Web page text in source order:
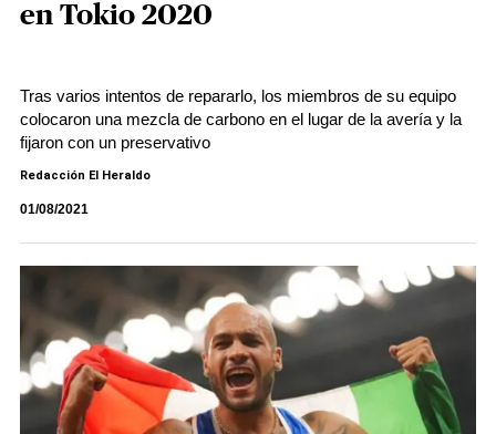
en Tokio 2020
Tras varios intentos de repararlo, los miembros de su equipo
colocaron una mezcla de carbono en el lugar de la avería y la
fijaron con un preservativo
Redacción El Heraldo
01/08/2021